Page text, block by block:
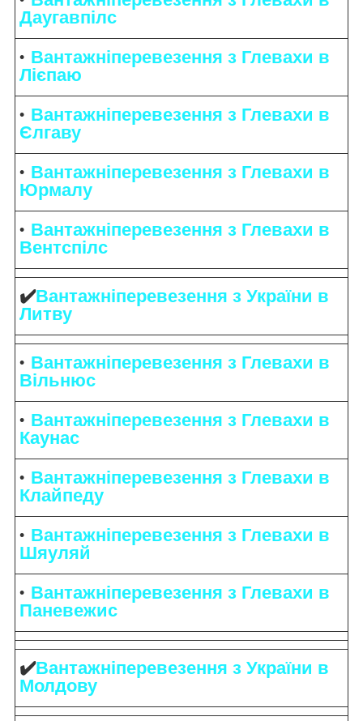
Даугавпілс
Вантажніперевезення з Глевахи в
Лієпаю
Вантажніперевезення з Глевахи в
Єлгаву
Вантажніперевезення з Глевахи в
Юрмалу
Вантажніперевезення з Глевахи в
Вентспілс
✔️Вантажніперевезення з України в
Литву
Вантажніперевезення з Глевахи в
Вільнюс
Вантажніперевезення з Глевахи в
Каунас
Вантажніперевезення з Глевахи в
Клайпеду
Вантажніперевезення з Глевахи в
Шяуляй
Вантажніперевезення з Глевахи в
Паневежис
✔️Вантажніперевезення з України в
Молдову